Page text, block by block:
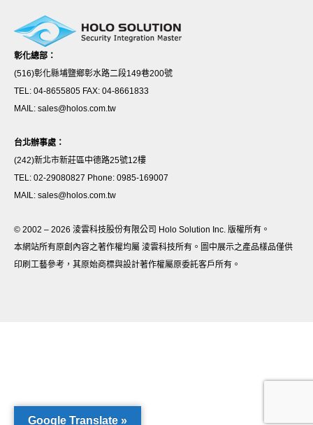
彰化總部：
(516)彰化縣埔鹽鄉彰水路二段149巷200號
TEL: 04-8655805 FAX: 04-8661833
MAIL: sales@holos.com.tw
台北辦事處：
(242)新北市新莊區中德路25號12樓
TEL: 02-29080827 Phone: 0985-169007
MAIL: sales@holos.com.tw
© 2002 – 2026 淩雲科技股份有限公司 Holo Solution Inc. 版權所有。
本網站所有原創內容之著作權均屬 淩雲科技所有。圖中展示之產品樣品僅供
印刷工藝參考，其原始商標與設計著作權屬原委託客戶所有。
Google Translate »